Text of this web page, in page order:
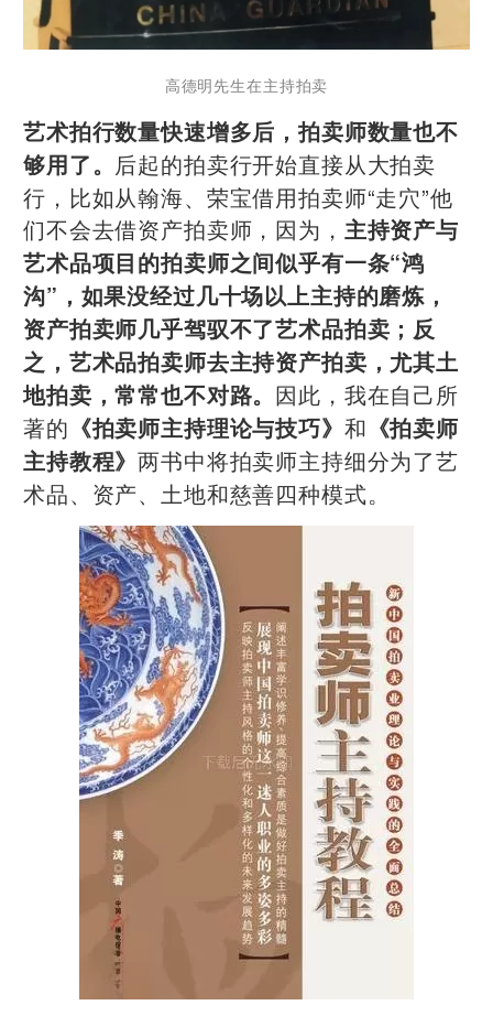
高德明先生在主持拍卖
艺术拍行数量快速增多后，拍卖师数量也不
够用了。 后起的拍卖行开始直接从大拍卖
行，比如从翰海、荣宝借用拍卖师“走穴”他
们不会去借资产拍卖师，因为， 主持资产与
艺术品项目的拍卖师之间似乎有一条“鸿
沟”，如果没经过几十场以上主持的磨炼，
资产拍卖师几乎驾驭不了艺术品拍卖；反
之，艺术品拍卖师去主持资产拍卖，尤其土
地拍卖，常常也不对路。 因此，我在自己所
著的 《拍卖师主持理论与技巧》 和 《拍卖师
主持教程》两书中将拍卖师主持细分为了艺
术品、资产、土地和慈善四种模式。